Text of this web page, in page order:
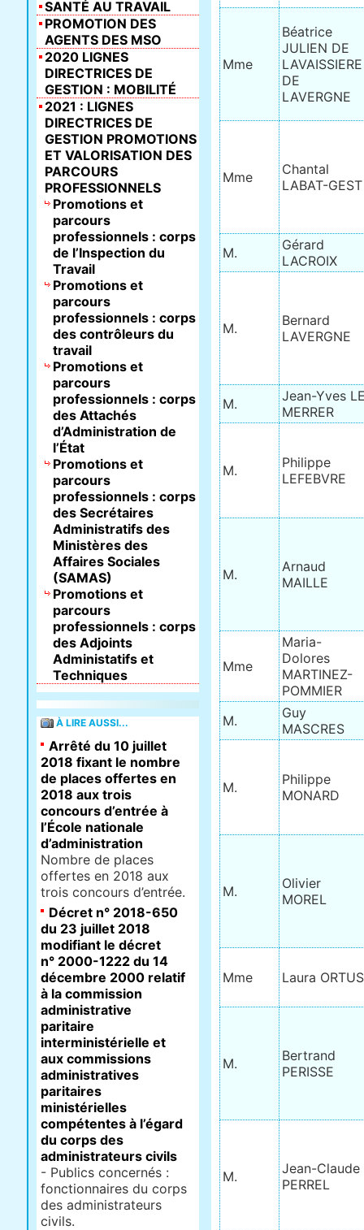
Mme
Béatrice
JULIEN DE
LAVAISSIERE
DE
LAVERGNE
Mme
Chantal
LABAT-GEST
M.
Gérard
LACROIX
M.
Bernard
LAVERGNE
M.
Jean-Yves
MERRER
M.
Philippe
LEFEBVRE
M.
Arnaud
MAILLE
Mme
Maria-
Dolores
MARTINEZ-
POMMIER
M.
Guy
MASCRES
M.
Philippe
MONARD
M.
Olivier
MOREL
Mme Laura
M.
Bertrand
PERISSE
M.
Jean-Claude
PERREL
SANTÉ AU TRAVAIL
PROMOTION DES
AGENTS DES MSO
2020 LIGNES
DIRECTRICES DE
GESTION : MOBILITÉ
2021 : LIGNES
DIRECTRICES DE
GESTION PROMOTIONS
ET VALORISATION DES
PARCOURS
PROFESSIONNELS
Promotions et
parcours
professionnels : corps
de l’Inspection du
Travail
Promotions et
parcours
professionnels : corps
des contrôleurs du
travail
Promotions et
parcours
professionnels : corps
des Attachés
d’Administration de
l’État
Promotions et
parcours
professionnels : corps
des Secrétaires
Administratifs des
Ministères des
Affaires Sociales
(SAMAS)
Promotions et
parcours
professionnels : corps
des Adjoints
Administatifs et
Techniques
À LIRE AUSSI...
Arrêté du 10 juillet
2018 fixant le nombre
de places offertes en
2018 aux trois
concours d’entrée à
l’École nationale
d’administration
Nombre de places
offertes en 2018 aux
trois concours d’entrée.
Décret n° 2018-650
du 23 juillet 2018
modifiant le décret
n° 2000-1222 du 14
décembre 2000 relatif
à la commission
administrative
paritaire
interministérielle et
aux commissions
administratives
paritaires
ministérielles
compétentes à l’égard
du corps des
administrateurs civils
- Publics concernés :
fonctionnaires du corps
des administrateurs
civils.